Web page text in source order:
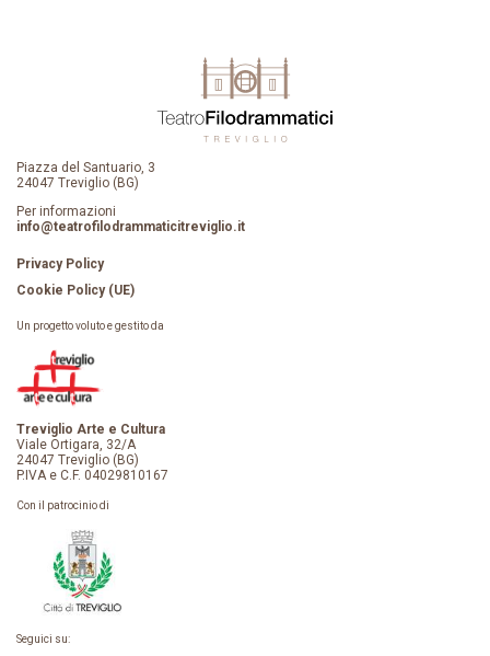
Piazza del Santuario, 3
24047 Treviglio (BG)
Per informazioni
info@teatrofilodrammaticitreviglio.it
Privacy Policy
Cookie Policy (UE)
Un progetto voluto e gestito da
Treviglio Arte e Cultura
Viale Ortigara, 32/A
24047 Treviglio (BG)
P.IVA e C.F. 04029810167
Con il patrocinio di
Seguici su: